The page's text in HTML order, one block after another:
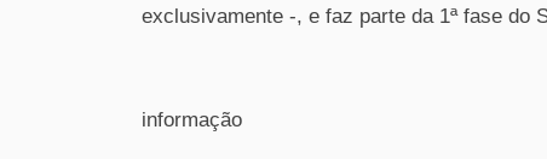
exclusivamente -, e faz parte da 1ª fase do
informação